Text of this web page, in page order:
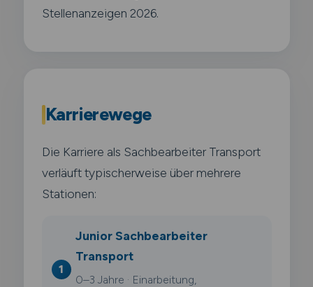
Stellenanzeigen 2026.
Karrierewege
Die Karriere als Sachbearbeiter Transport
verläuft typischerweise über mehrere
Stationen:
Junior Sachbearbeiter
Transport
0–3 Jahre · Einarbeitung,